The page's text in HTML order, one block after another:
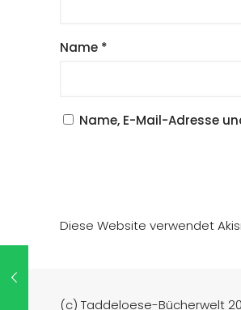
Name *
Name, E-Mail-Adresse
Diese Website verwendet
(c) Taddeloese-Bücherwelt